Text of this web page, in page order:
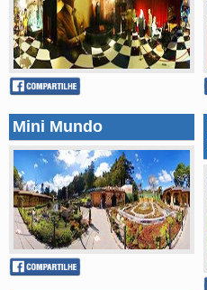
Mini Mundo